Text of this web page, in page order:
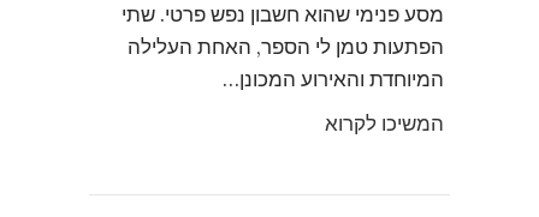
מסע פנימי שהוא חשבון נפש פרטי. שתי
הפתעות טמן לי הספר, האחת העלילה
המיוחדת והאירוע המכונן…
המשיכו לקרוא